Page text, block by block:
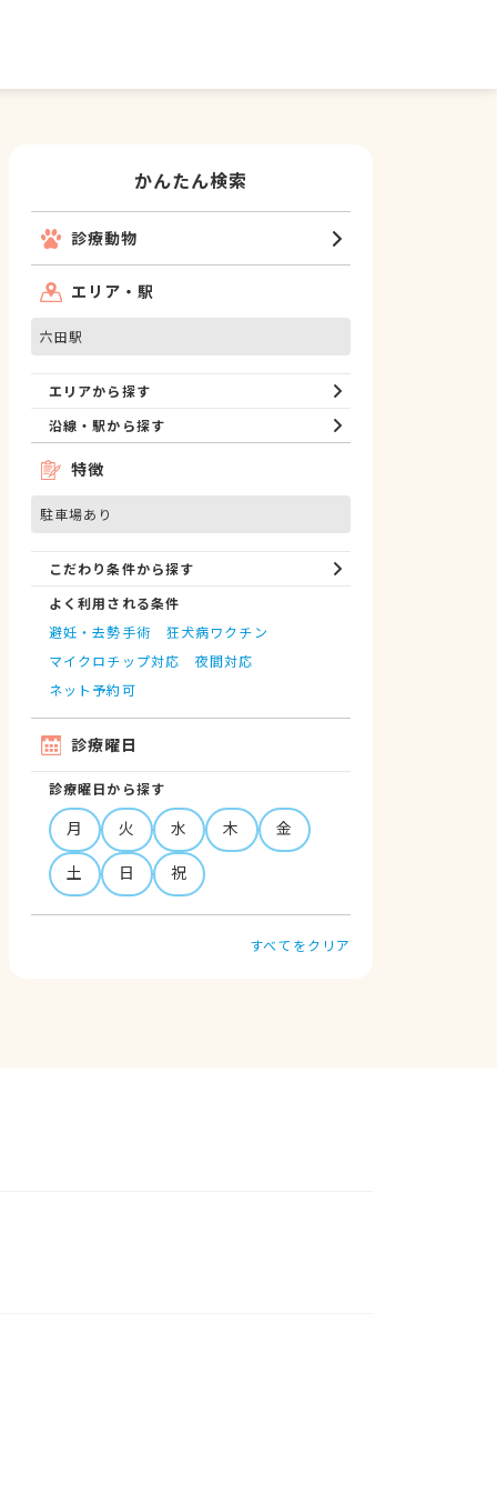
かんたん検索
診療動物
エリア・駅
六田駅
エリアから探す
沿線・駅から探す
特徴
駐車場あり
こだわり条件から探す
よく利用される条件
避妊・去勢手術
狂犬病ワクチン
マイクロチップ対応
夜間対応
ネット予約可
診療曜日
診療曜日から探す
月 火 水 木
金
土
日 祝
すべてをクリア